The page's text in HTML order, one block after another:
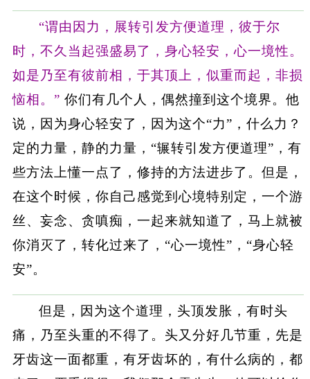
“谓由因力，展转引发方便道理，彼于尔
时，不久当起强盛易了，身心轻安，心一境性。
如是乃至有彼前相，于其顶上，似重而起，非损
恼相。” 你们有几个人，偶然撞到这个境界。他
说，因为身心轻安了，因为这个“力”，什么力？
定的力量，静的力量，“辗转引发方便道理”，有
些方法上懂一点了，修持的方法进步了。但是，
在这个时候，你自己感觉到心境特别定，一个游
丝、妄念、贪嗔痴，一起来就知道了，马上就被
你消灭了，转化过来了，“心一境性”，“身心轻
安”。
但是，因为这个道理，头顶发胀，有时头
痛，乃至头重的不得了。头又分好几节重，先是
牙齿这一面都重，有牙齿坏的，有什么病的，都